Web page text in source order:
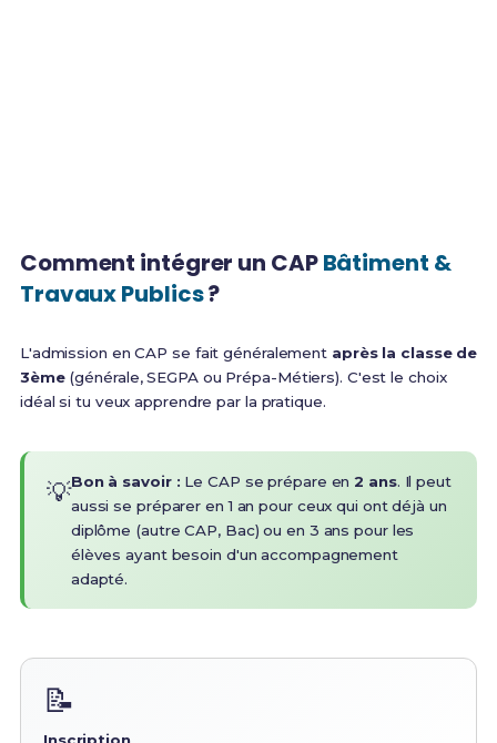
Comment intégrer un CAPBâtiment &
Travaux Publics?
L'admission en CAP se fait généralement après la classe de
3ème(générale, SEGPA ou Prépa-Métiers). C'est le choix
idéal si tu veux apprendre par la pratique.
💡Bon à savoir : Le CAP se prépare en2 ans. Il peut
aussi se préparer en 1 an pour ceux qui ont déjà un
diplôme (autre CAP, Bac) ou en 3 ans pour les
élèves ayant besoin d'un accompagnement
adapté.
📝